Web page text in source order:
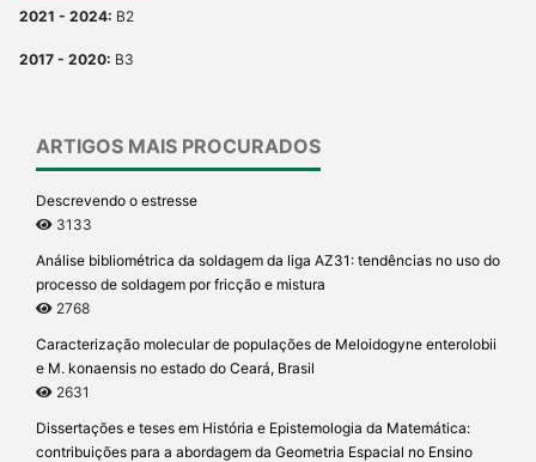
2021 - 2024: B2
2017 - 2020: B3
ARTIGOS MAIS PROCURADOS
Descrevendo o estresse
3133
Análise bibliométrica da soldagem da liga AZ31: tendências no uso do
processo de soldagem por fricção e mistura
2768
Caracterização molecular de populações de Meloidogyne enterolobii
e M. konaensis no estado do Ceará, Brasil
2631
Dissertações e teses em História e Epistemologia da Matemática:
contribuições para a abordagem da Geometria Espacial no Ensino